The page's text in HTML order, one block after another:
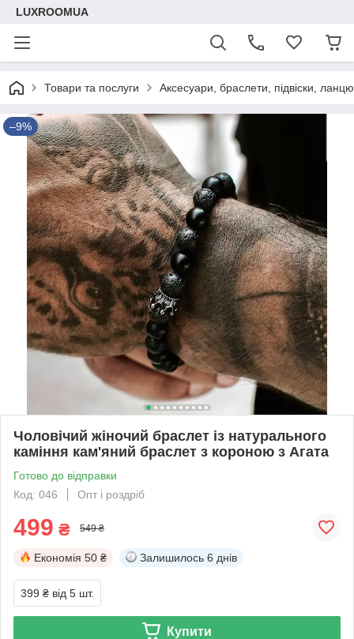
LUXROOMUА
Товари та послуги Аксесуари, браслети, підвіски,
–9%
Чоловічий жіночий браслет із натурального
каміння кам'яний браслет з короною з Агата
Готово до відправки
Код: 046
Опт і роздріб
499 ₴ 549 ₴
Економія 50 ₴ Залишилось 6 днів
399 ₴ від 5 шт.
Купити